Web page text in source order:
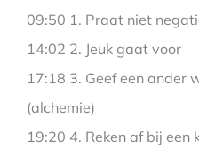
09:50 1. Praat niet
14:02 2. Jeuk gaat voor
17:18 3. Geef een ander
(alchemie)
19:20 4. Reken af bij een